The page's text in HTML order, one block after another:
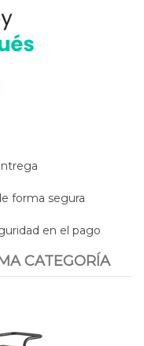
forma segura
en el pago
CATEGORÍA